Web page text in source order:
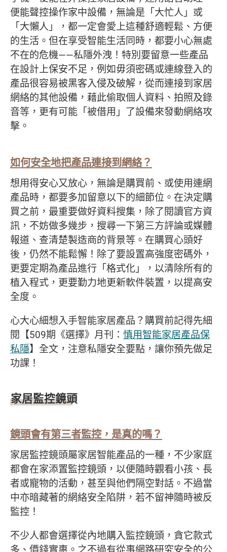
便能聲控操作家中設備，無論是「大忙人」或
「大懶人」，都一定會愛上這種舒適輕鬆、方便
的生活。但在享受智能生活同時，都要小心無處
不在的危機——私隱外洩！特別要留意一些產品
在設計上保安不足，例如毋須密碼或連線登入的
產品很容易被黑客入侵及破解，從而連接到家居
網絡的其他設備，藉此偷取個人資料、拍照及錄
音等，更有可能「被借用」了設備來發動網絡攻
擊。
如何安全地把產品連接到網絡？
想用得安心又放心，無論是購買前、或使用連網
產品時，都要多加留意以下的細節位。在決定購
買之前，最重要做好資料搜集，除了閱讀官方資
訊，不妨做多幾步，搜尋一下第三方評論或媒體
報道、查清楚製造商的背景等。在購買心頭好
後，仍然不能鬆懈！除了要設置高強度密碼外，
更要定期為產品進行「格式化」，以清除所有的
植入程式，更要勤力地更新軟件裝置，以提高安
全度。
心大心細想入手智能家居產品？購買前記得先細
閱【509期《選擇》月刊： 慎用智能家居產品保
私隱】全文，注意私隱安全要點，讓你預先做足
功課！
家居監控鏡頭
鏡頭會有第三者監控， 是真的嗎？
家居監控鏡頭屬家居智能產品的一種，不少家庭
都會在家添置監控鏡頭，以便隨時觀看小孩、長
者或寵物的活動，甚至與他們隔空對話。不過當
中亦暗藏著的網絡安全陷阱，若不留神隨時被反
監控！
不少人都會選擇從內地購入監控鏡頭，貪它款式